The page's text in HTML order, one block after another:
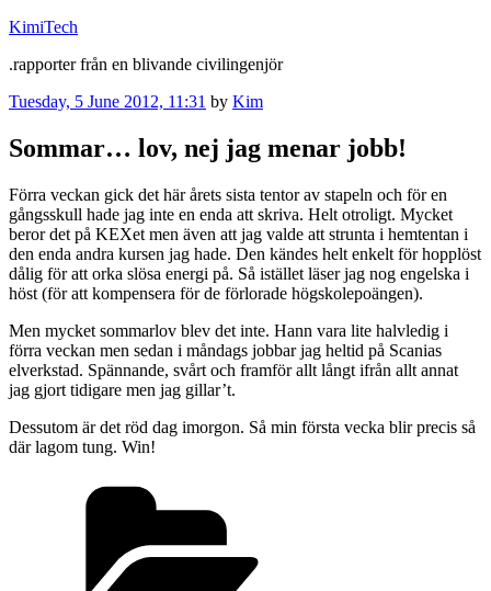
Skip
content
KimiTech
.rapporter från en blivande civilingenjör
Posted
Tuesday, 5 June 2012, 11:31 by Kim
Sommar… lov, nej jag menar jobb!
Förra veckan gick det här årets sista tentor av stapeln och för en
gångsskull hade jag inte en enda att skriva. Helt otroligt. Mycket
beror det på KEXet men även att jag valde att strunta i hemtentan i
den enda andra kursen jag hade. Den kändes helt enkelt för hopplöst
dålig för att orka slösa energi på. Så istället läser jag nog engelska i
höst (för att kompensera för de förlorade högskolepoängen).
Men mycket sommarlov blev det inte. Hann vara lite halvledig i
förra veckan men sedan i måndags jobbar jag heltid på Scanias
elverkstad. Spännande, svårt och framför allt långt ifrån allt annat
jag gjort tidigare men jag gillar’t.
Dessutom är det röd dag imorgon. Så min första vecka blir precis så
där lagom tung. Win!